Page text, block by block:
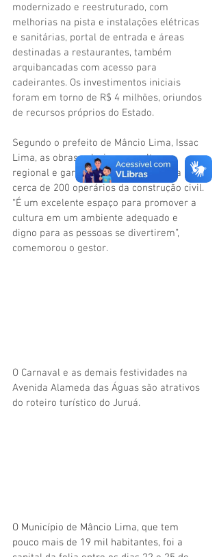
modernizado e reestruturado, com
melhorias na pista e instalações elétricas
e sanitárias, portal de entrada e áreas
destinadas a restaurantes, também
arquibancadas com acesso para
cadeirantes. Os investimentos iniciais
foram em torno de R$ 4 milhões, oriundos
de recursos próprios do Estado.
Segundo o prefeito de Mâncio Lima, Issac
Lima, as obras valorizam a cultura
regional e garantem trabalho e renda a
cerca de 200 operários da construção civil.
“É um excelente espaço para promover a
cultura em um ambiente adequado e
digno para as pessoas se divertirem”,
comemorou o gestor.
O Carnaval e as demais festividades na
Avenida Alameda das Águas são atrativos
do roteiro turístico do Juruá.
O Município de Mâncio Lima, que tem
pouco mais de 19 mil habitantes, foi a